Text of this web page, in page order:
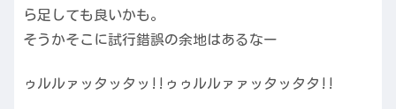
ら足しても良いかも。
そうかそこに試行錯誤の余地はあるなー
ゥルルァッタッタッ!!ゥゥルルァァッタッタタ!!